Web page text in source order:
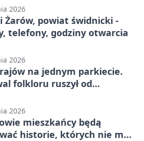
2026
Żarów, powiat świdnicki -
telefony, godziny otwarcia
2026
na jednym parkiecie.
folkloru ruszył od
2026
mieszkańcy będą
historie, których nie ma